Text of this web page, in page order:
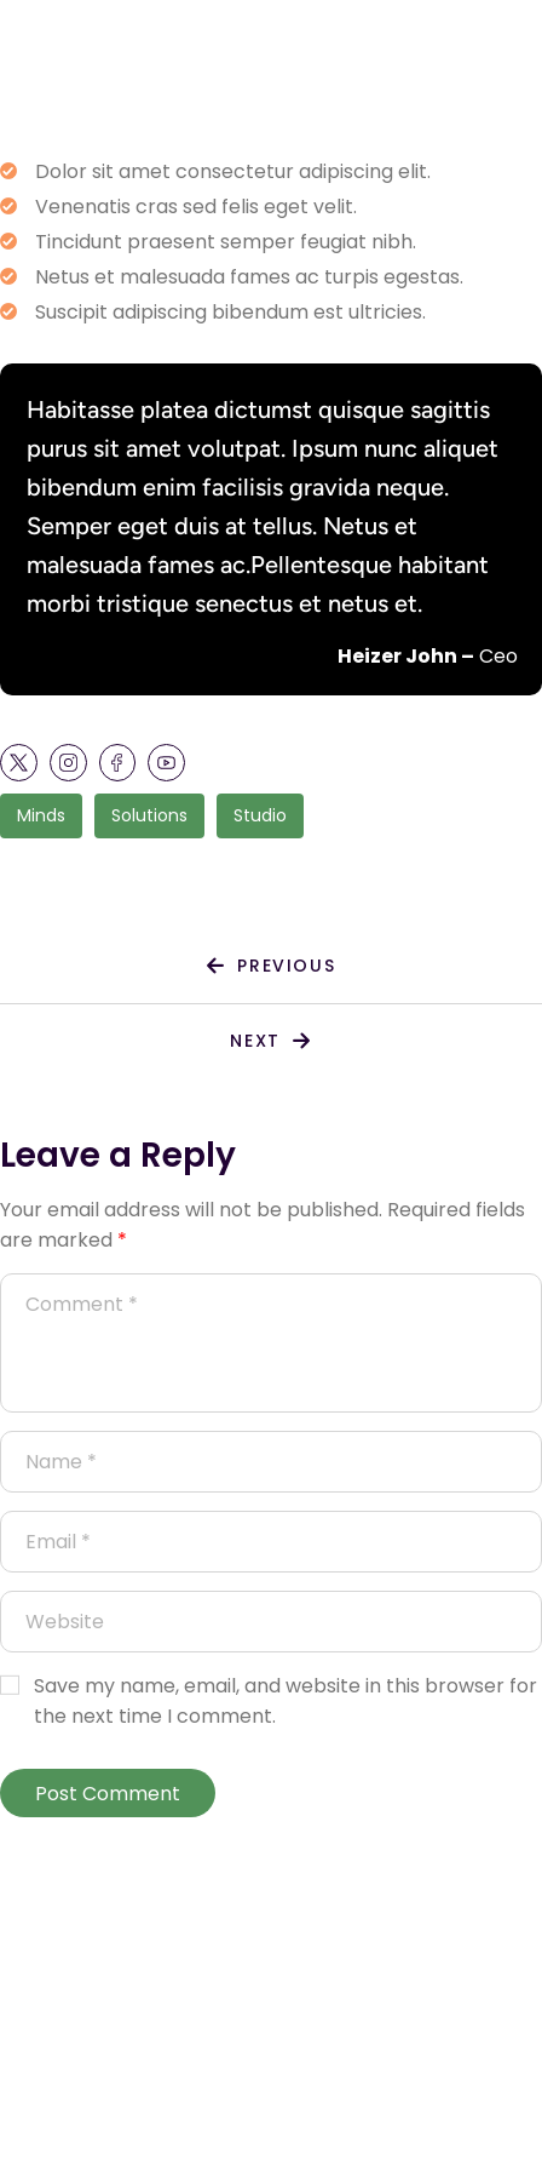
Dolor sit amet consectetur adipiscing elit.
Venenatis cras sed felis eget velit.
Tincidunt praesent semper feugiat nibh.
Netus et malesuada fames ac turpis egestas.
Suscipit adipiscing bibendum est ultricies.
Habitasse platea dictumst quisque sagittis
purus sit amet volutpat. Ipsum nunc aliquet
bibendum enim facilisis gravida neque.
Semper eget duis at tellus. Netus et
malesuada fames ac.Pellentesque habitant
morbi tristique senectus et netus et.
Heizer John – Ceo
Minds Solutions Studio
PREVIOUS
NEXT
Leave a Reply
Your email address will not be published. Required fields
are marked *
Save my name, email, and website in this browser for
the next time I comment.